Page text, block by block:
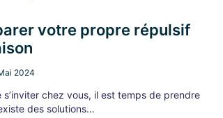
votre propre répulsif
2024
chez vous, il est temps de prendre
des solutions…